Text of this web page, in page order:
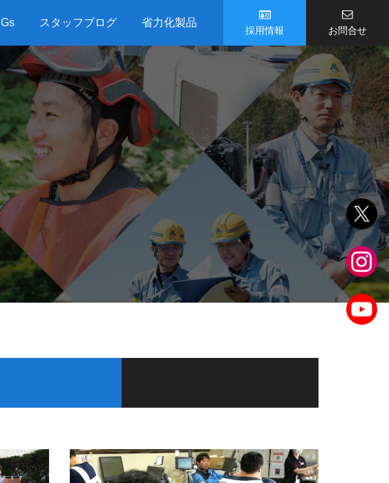
スタッフブログ 省力化製品
採用情報 お問合せ